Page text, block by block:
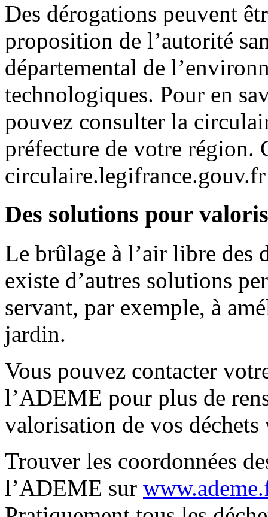
Des dérogations peuvent
proposition de l’autorité
départemental de
technologiques. Pour en
pouvez consulter la
préfecture de votre région.
circulaire.legifrance.gouv.fr
Des solutions pour
Le brûlage à l’air libre des
existe d’autres solutions
servant, par exemple, à
jardin.
Vous pouvez contacter
l’ADEME pour plus de
valorisation de vos déchets
Trouver les coordonnées
l’ADEME sur